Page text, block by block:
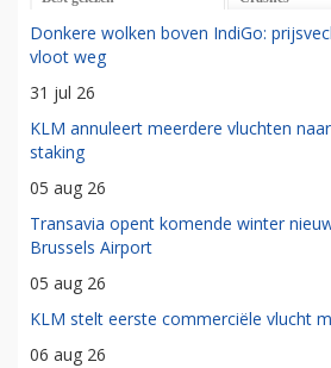
Donkere wolken boven IndiGo:
vloot weg
31 jul 26
KLM annuleert meerdere vluchten
staking
05 aug 26
Transavia opent komende winter
Brussels Airport
05 aug 26
KLM stelt eerste commerciële vlucht
06 aug 26